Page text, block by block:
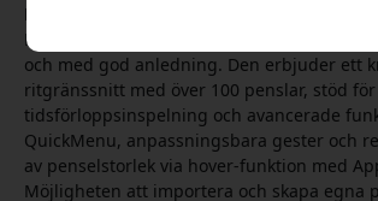
Procreate – favoritvalet för många
Procreate är kanske den mest omtalade
och med god anledning. Den erbjuder ett
ritgränssnitt med över 100 penslar, stöd för
tidsförloppsinspelning och avancerade
QuickMenu, anpassningsbara gester och
av penselstorlek via hover-funktion med
Möjligheten att importera och skapa egna